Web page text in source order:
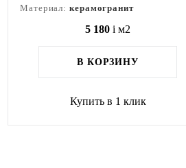
Материал: керамогранит
5 180 i м2
В КОРЗИНУ
Купить в 1 клик